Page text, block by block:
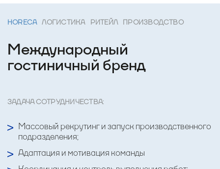
HORECA ЛОГИСТИКА РИТЕЙЛ ПРОИЗВОДСТВО
Международный
гостиничный бренд
ЗАДАЧА СОТРУДНИЧЕСТВА:
Массовый рекрутинг и запуск производственного
подразделения;
Адаптация и мотивация команды